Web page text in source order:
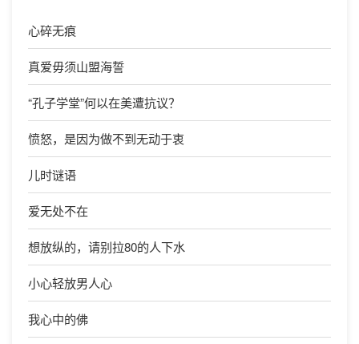
心碎无痕
真爱毋须山盟海誓
“孔子学堂”何以在美遭抗议？
愤怒，是因为做不到无动于衷
儿时谜语
爱无处不在
想放纵的，请别拉80的人下水
小心轻放男人心
我心中的佛